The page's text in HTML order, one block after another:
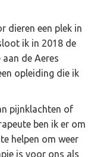
dieren een plek in
ik in 2018 de
de Aeres
opleiding die ik
pijnklachten of
ben ik er om
helpen om weer
is voor ons als